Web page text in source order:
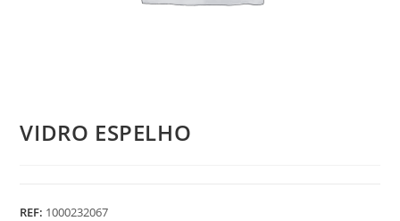
VIDRO ESPELHO
REF: 1000232067